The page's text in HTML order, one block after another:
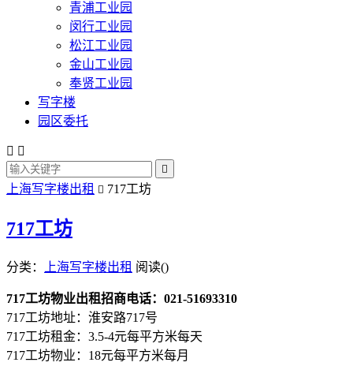
青浦工业园
闵行工业园
松江工业园
金山工业园
奉贤工业园
写字楼
园区委托
 

上海写字楼出租  717工坊
717工坊
分类： 上海写字楼出租 阅读()
717工坊物业出租招商电话：021-51693310
717工坊地址：淮安路717号
717工坊租金：3.5-4元每平方米每天
717工坊物业：18元每平方米每月